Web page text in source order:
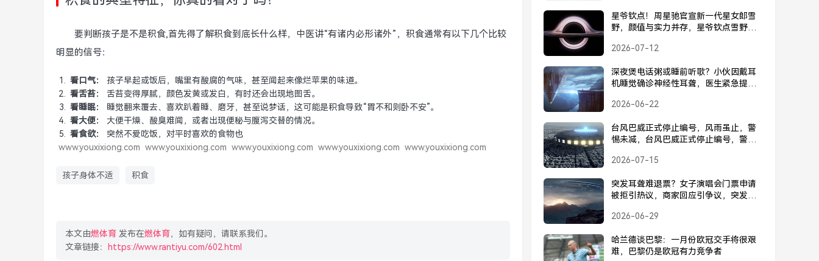
要判断孩子是不是积食,首先得了解积食到底长什么样，中医讲“有诸内必形诸外”，积食通常有以下几个比较
明显的信号：
看口气：
孩子早起或饭后，嘴里有酸腐的气味，甚至闻起来像烂苹果的味道。
看舌苔：
舌苔变得厚腻，颜色发黄或发白，有时还会出现地图舌。
看睡眠：
睡觉翻来覆去、喜欢趴着睡、磨牙，甚至说梦话，这可能是积食导致“胃不和则卧不安”。
看大便：
大便干燥、酸臭难闻，或者出现便秘与腹泻交替的情况。
看食欲：
突然不爱吃饭，对平时喜欢的食物也
www.youxixiong.com www.youxixiong.com www.youxixiong.com www.youxixiong.com www.youxixiong.com
孩子身体不适 积食
本文由燃体育 发布在燃体育，如有疑问，请联系我们。
文章链接：
https://www.rantiyu.com/602.html
星爷钦点！周星驰官宣新一代星女郎雪
野，颜值与实力并存，星爷钦点雪野！
并存
2026-07-12
深夜煲电话粥或睡前听歌？小伙因戴耳
机睡觉确诊神经性耳聋，医生紧急提
性耳聋，医生紧急提醒
2026-06-22
台风巴威正式停止编号，风雨虽止，警
惕未减，台风巴威正式停止编号，警惕
2026-07-15
突发耳聋难退票？女子演唱会门票申请
被拒引热议，商家回应引争议，突发耳
热议，商家回应引争议
2026-06-29
哈兰德谈巴黎：一月份欧冠交手将很艰
难，巴黎仍是欧冠有力竞争者